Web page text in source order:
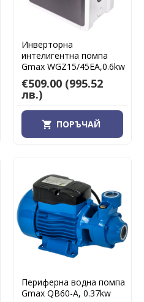
Инверторна
интелигентна помпа
Gmax WGZ15/45EA,0.6kw
€509.00 (995.52
лв.)
ПОРЪЧАЙ
Периферна водна помпа
Gmax QB60-A, 0.37kw